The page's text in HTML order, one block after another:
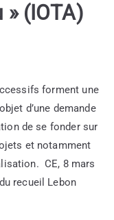
» (IOTA)
forment une
d’une demande
de se fonder sur
et notamment
CE, 8 mars
recueil Lebon